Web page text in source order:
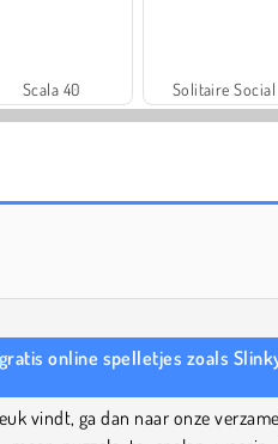
Scala 40 Solitaire Social
online spelletjes zoals
vindt, ga dan naar onze